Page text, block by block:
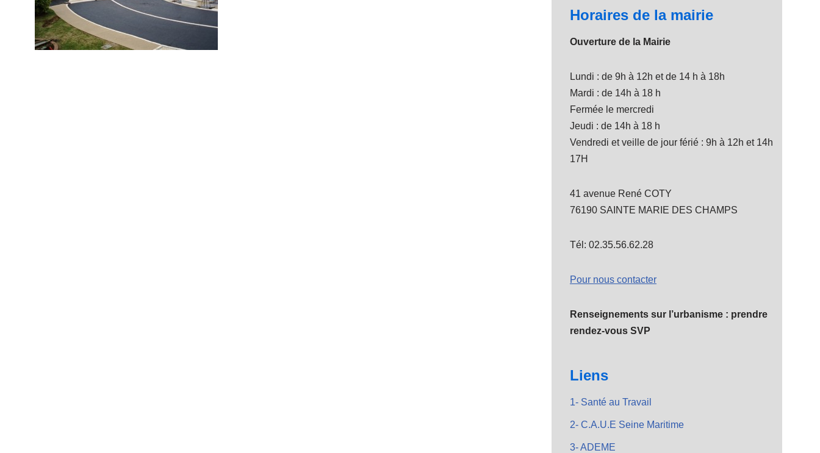
Horaires de la mairie
Ouverture de la Mairie
Lundi : de 9h à 12h et de 14 h à 18h
Mardi : de 14h à 18 h
Fermée le mercredi
Jeudi : de 14h à 18 h
Vendredi et veille de jour férié : 9h à 12h et 14h
17H
41 avenue René COTY
76190 SAINTE MARIE DES CHAMPS
Tél: 02.35.56.62.28
Pour nous contacter
Renseignements sur l’urbanisme : prendre
rendez-vous SVP
Liens
1- Santé au Travail
2- C.A.U.E Seine Maritime
3- ADEME